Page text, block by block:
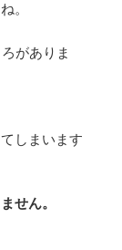
。
がありま
しまいます
せん。